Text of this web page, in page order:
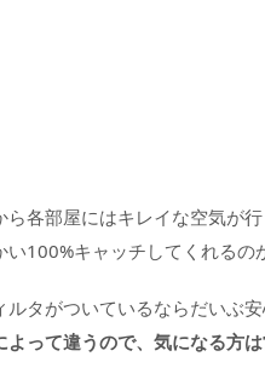
各部屋にはキレイな空気が
100%キャッチしてくれるの
タがついているならだいぶ安
って違うので、気になる方